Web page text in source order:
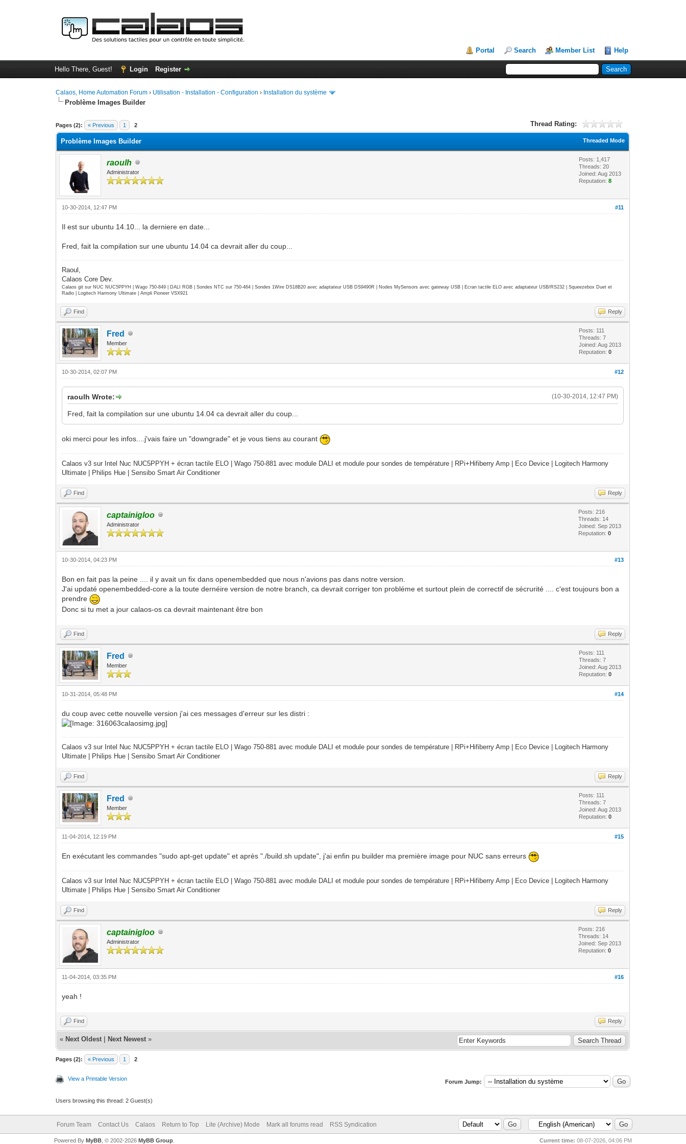
Portal Search Member List Help
Hello There, Guest! Login Register
Calaos, Home Automation Forum › Utilisation - Installation - Configuration › Installation du système
Problème Images Builder
Pages (2): « Previous 1 2 Thread Rating:
0 Vote(s) - 0 Average
1
2
3
4
5
Threaded Mode
Problème Images Builder
raoulh
Administrator
Posts: 1,417
Threads: 20
Joined: Aug 2013
Reputation:8
#11
10-30-2014, 12:47 PM
Il est sur ubuntu 14.10... la derniere en date...
Fred, fait la compilation sur une ubuntu 14.04 ca devrait aller du coup...
Raoul,
Calaos Core Dev.
Calaos git sur NUC NUC5PPYH | Wago 750-849 | DALI RGB | Sondes NTC sur 750-464 | Sondes 1Wire DS18B20 avec adaptateur USB DS9490R | Nodes MySensors avec gateway USB | Ecran tactile ELO avec adaptateur USB/RS232 | Squeezebox Duet et
Radio | Logitech Harmony Ultimate | Ampli Pioneer VSX921
Find Reply
Fred
Member
Posts: 111
Threads: 7
Joined: Aug 2013
Reputation:0
#12
10-30-2014, 02:07 PM
(10-30-2014, 12:47 PM)
raoulh Wrote:
Fred, fait la compilation sur une ubuntu 14.04 ca devrait aller du coup...
oki merci pour les infos....j'vais faire un "downgrade" et je vous tiens au courant
Calaos v3 sur Intel Nuc NUC5PPYH + écran tactile ELO | Wago 750-881 avec module DALI et module pour sondes de température | RPi+Hifiberry Amp | Eco Device | Logitech Harmony
Ultimate | Philips Hue | Sensibo Smart Air Conditioner
Find Reply
captainigloo
Administrator
Posts: 216
Threads: 14
Joined: Sep 2013
Reputation:0
#13
10-30-2014, 04:23 PM
Bon en fait pas la peine .... il y avait un fix dans openembedded que nous n'avions pas dans notre version.
J'ai updaté openembedded-core a la toute dernéire version de notre branch, ca devrait corriger ton probléme et surtout plein de correctif de sécrurité .... c'est toujours bon a
prendre
Donc si tu met a jour calaos-os ca devrait maintenant être bon
Find Reply
Fred
Member
Posts: 111
Threads: 7
Joined: Aug 2013
Reputation:0
#14
10-31-2014, 05:48 PM
du coup avec cette nouvelle version j'ai ces messages d'erreur sur les distri :
Calaos v3 sur Intel Nuc NUC5PPYH + écran tactile ELO | Wago 750-881 avec module DALI et module pour sondes de température | RPi+Hifiberry Amp | Eco Device | Logitech Harmony
Ultimate | Philips Hue | Sensibo Smart Air Conditioner
Find Reply
Fred
Member
Posts: 111
Threads: 7
Joined: Aug 2013
Reputation:0
#15
11-04-2014, 12:19 PM
En exécutant les commandes "sudo apt-get update" et après "./build.sh update", j'ai enfin pu builder ma première image pour NUC sans erreurs
Calaos v3 sur Intel Nuc NUC5PPYH + écran tactile ELO | Wago 750-881 avec module DALI et module pour sondes de température | RPi+Hifiberry Amp | Eco Device | Logitech Harmony
Ultimate | Philips Hue | Sensibo Smart Air Conditioner
Find Reply
captainigloo
Administrator
Posts: 216
Threads: 14
Joined: Sep 2013
Reputation:0
#16
11-04-2014, 03:35 PM
yeah !
Find Reply
« Next Oldest Next Newest »
Pages (2): « Previous 1 2
View a Printable Version Forum Jump:
Users browsing this thread: 2 Guest(s)
Forum Team Contact Us Calaos Return to Top Lite (Archive) Mode Mark all forums read RSS Syndication
Current time: 08-07-2026, 04:06 PM
Powered By MyBB, © 2002-2026 MyBB Group.